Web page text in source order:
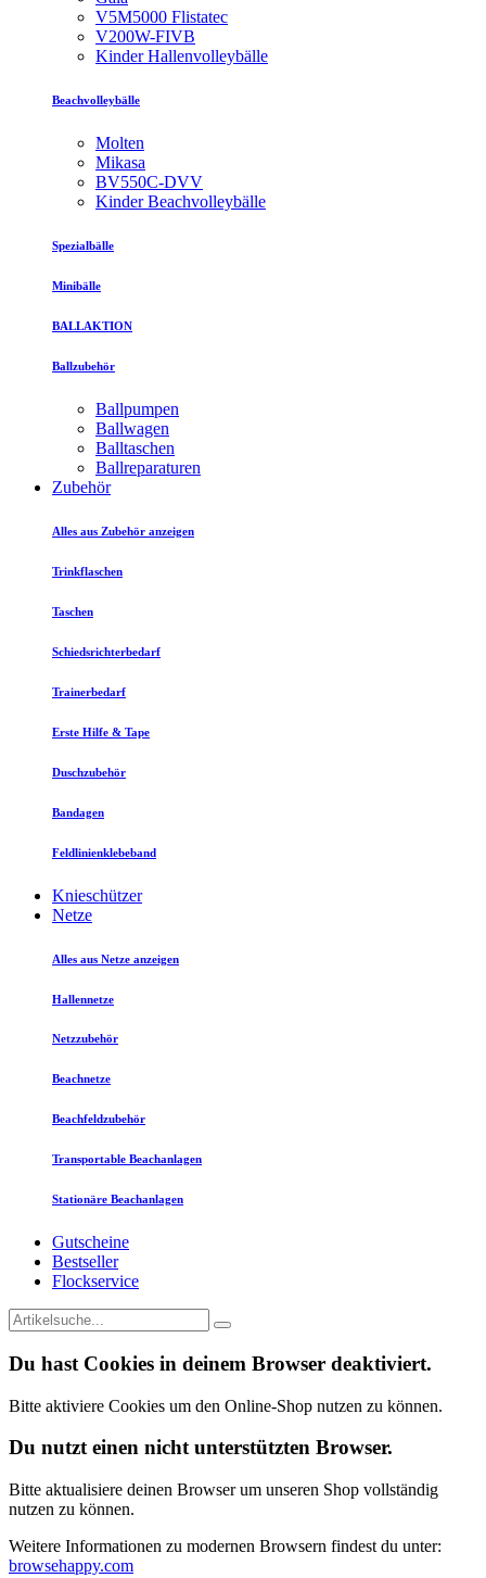
V5M5000 Flistatec
V200W-FIVB
Kinder Hallenvolleybälle
Beachvolleybälle
Molten
Mikasa
BV550C-DVV
Kinder Beachvolleybälle
Spezialbälle
Minibälle
BALLAKTION
Ballzubehör
Ballpumpen
Ballwagen
Balltaschen
Ballreparaturen
Zubehör
Alles aus Zubehör anzeigen
Trinkflaschen
Taschen
Schiedsrichterbedarf
Trainerbedarf
Erste Hilfe & Tape
Duschzubehör
Bandagen
Feldlinienklebeband
Knieschützer
Netze
Alles aus Netze anzeigen
Hallennetze
Netzzubehör
Beachnetze
Beachfeldzubehör
Transportable Beachanlagen
Stationäre Beachanlagen
Gutscheine
Bestseller
Flockservice
Du hast Cookies in deinem Browser deaktiviert.
Bitte aktiviere Cookies um den Online-Shop nutzen zu können.
Du nutzt einen nicht unterstützten Browser.
Bitte aktualisiere deinen Browser um unseren Shop vollständig
nutzen zu können.
Weitere Informationen zu modernen Browsern findest du unter:
browsehappy.com